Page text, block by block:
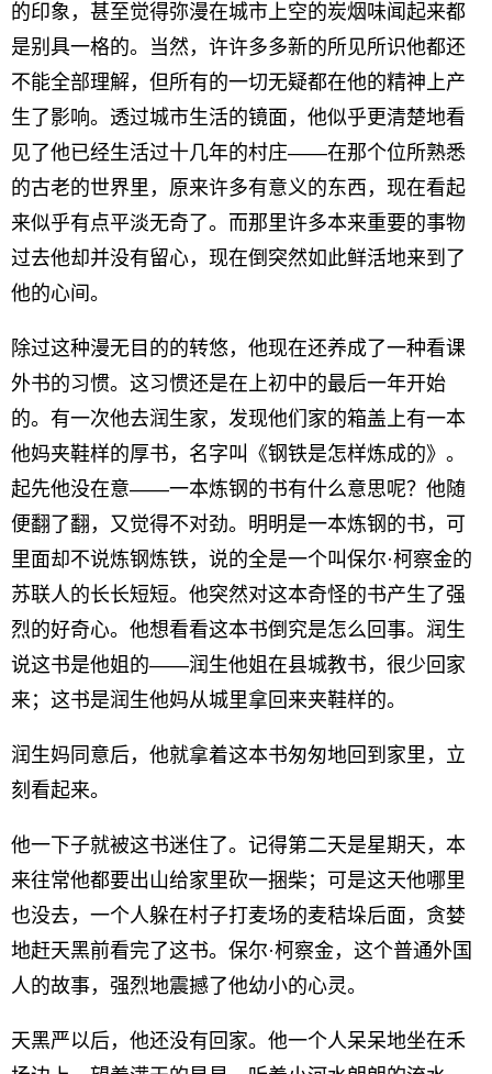
的印象，甚至觉得弥漫在城市上空的炭烟味闻起来都
是别具一格的。当然，许许多多新的所见所识他都还
不能全部理解，但所有的一切无疑都在他的精神上产
生了影响。透过城市生活的镜面，他似乎更清楚地看
见了他已经生活过十几年的村庄——在那个位所熟悉
的古老的世界里，原来许多有意义的东西，现在看起
来似乎有点平淡无奇了。而那里许多本来重要的事物
过去他却并没有留心，现在倒突然如此鲜活地来到了
他的心间。
除过这种漫无目的的转悠，他现在还养成了一种看课
外书的习惯。这习惯还是在上初中的最后一年开始
的。有一次他去润生家，发现他们家的箱盖上有一本
他妈夹鞋样的厚书，名字叫《钢铁是怎样炼成的》。
起先他没在意——一本炼钢的书有什么意思呢？他随
便翻了翻，又觉得不对劲。明明是一本炼钢的书，可
里面却不说炼钢炼铁，说的全是一个叫保尔·柯察金的
苏联人的长长短短。他突然对这本奇怪的书产生了强
烈的好奇心。他想看看这本书倒究是怎么回事。润生
说这书是他姐的——润生他姐在县城教书，很少回家
来；这书是润生他妈从城里拿回来夹鞋样的。
润生妈同意后，他就拿着这本书匆匆地回到家里，立
刻看起来。
他一下子就被这书迷住了。记得第二天是星期天，本
来往常他都要出山给家里砍一捆柴；可是这天他哪里
也没去，一个人躲在村子打麦场的麦秸垛后面，贪婪
地赶天黑前看完了这书。保尔·柯察金，这个普通外国
人的故事，强烈地震撼了他幼小的心灵。
天黑严以后，他还没有回家。他一个人呆呆地坐在禾